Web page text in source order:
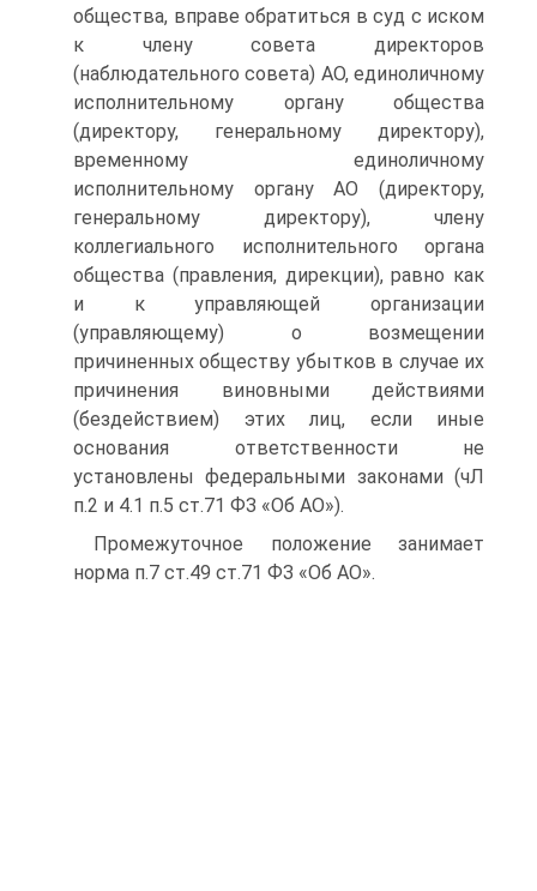
общества, вправе обратиться в суд с иском
к члену совета директоров
(наблюдательного совета) АО, единоличному
исполнительному органу общества
(директору, генеральному директору),
временному единоличному
исполнительному органу АО (директору,
генеральному директору), члену
коллегиального исполнительного органа
общества (правления, дирекции), равно как
и к управляющей организации
(управляющему) о возмещении
причиненных обществу убытков в случае их
причинения виновными действиями
(бездействием) этих лиц, если иные
основания ответственности не
установлены федеральными законами (чЛ
п.2 и 4.1 п.5 ст.71 ФЗ «Об АО»).
Промежуточное положение занимает
норма п.7 ст.49 ст.71 ФЗ «Об АО».